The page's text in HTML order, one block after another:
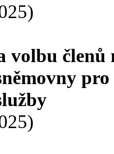
volbu členů